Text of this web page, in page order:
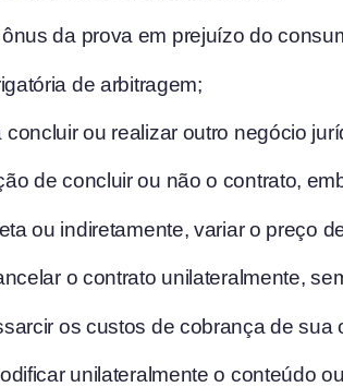
da prova em prejuízo do
de arbitragem;
ou realizar outro negócio
de concluir ou não o contrato,
ou indiretamente, variar o preço
o contrato unilateralmente,
os custos de cobrança de
unilateralmente o conteúdo